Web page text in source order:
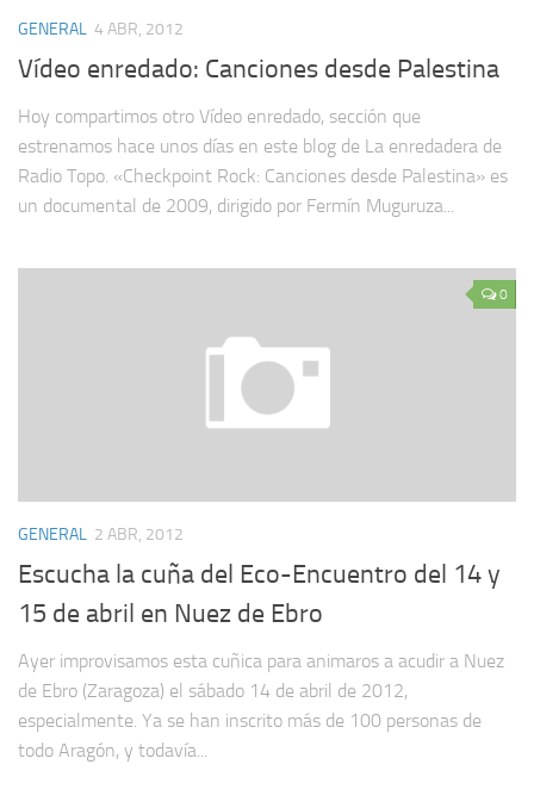
GENERAL 4 ABR, 2012
Vídeo enredado: Canciones desde Palestina
Hoy compartimos otro Vídeo enredado, sección que
estrenamos hace unos días en este blog de La enredadera de
Radio Topo. «Checkpoint Rock: Canciones desde Palestina» es
un documental de 2009, dirigido por Fermín Muguruza...
0
GENERAL 2 ABR, 2012
Escucha la cuña del Eco-Encuentro del 14 y
15 de abril en Nuez de Ebro
Ayer improvisamos esta cuñica para animaros a acudir a Nuez
de Ebro (Zaragoza) el sábado 14 de abril de 2012,
especialmente. Ya se han inscrito más de 100 personas de
todo Aragón, y todavía...